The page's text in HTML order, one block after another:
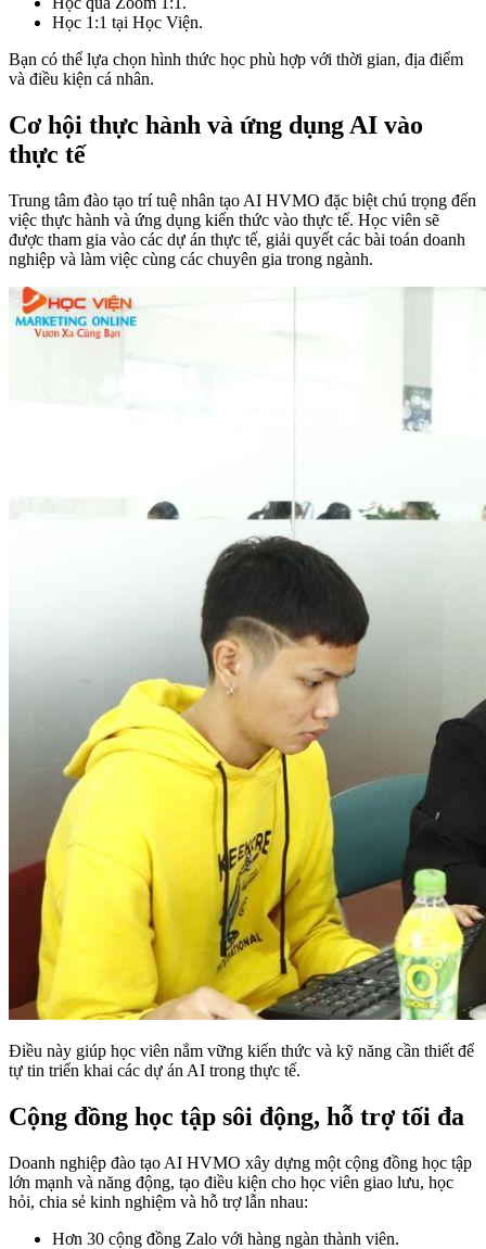
Học 1:1 tại Học Viện.
Bạn có thể lựa chọn hình thức học phù hợp với thời gian, địa điểm
và điều kiện cá nhân.
Cơ hội thực hành và ứng dụng AI vào
thực tế
Trung tâm đào tạo trí tuệ nhân tạo AI HVMO đặc biệt chú trọng đến
việc thực hành và ứng dụng kiến thức vào thực tế. Học viên sẽ
được tham gia vào các dự án thực tế, giải quyết các bài toán doanh
nghiệp và làm việc cùng các chuyên gia trong ngành.
Điều này giúp học viên nắm vững kiến thức và kỹ năng cần thiết để
tự tin triển khai các dự án AI trong thực tế.
Cộng đồng học tập sôi động, hỗ trợ tối đa
Doanh nghiệp đào tạo AI HVMO xây dựng một cộng đồng học tập
lớn mạnh và năng động, tạo điều kiện cho học viên giao lưu, học
hỏi, chia sẻ kinh nghiệm và hỗ trợ lẫn nhau:
Hơn 30 cộng đồng Zalo với hàng ngàn thành viên.